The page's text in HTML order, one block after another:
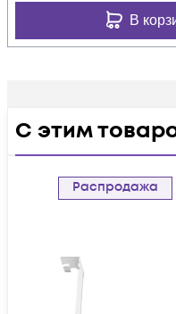
В
С этим
Распродажа